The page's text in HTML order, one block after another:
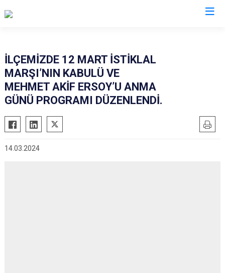
Alucra
Bulancak
Çanakçı
Görele
Güce
İLÇEMİZDE 12 MART İSTİKLAL
MARŞI’NIN KABULÜ VE
MEHMET AKİF ERSOY’U ANMA
GÜNÜ PROGRAMI DÜZENLENDİ.
14.03.2024